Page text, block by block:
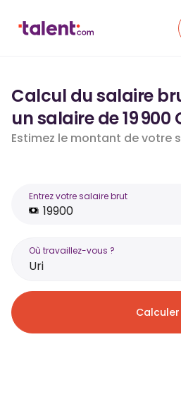
Calcul du salaire
un salaire de 19 900
Estimez le montant de votre
Entrez votre salaire brut
Où travaillez-vous ?
Uri
Calculer